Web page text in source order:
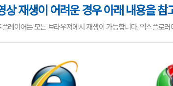
상 재생이 어려운 경우 아래 내용을 참
플레이어는 모든 브라우져에서 재생이 가능합니다. 익스플로